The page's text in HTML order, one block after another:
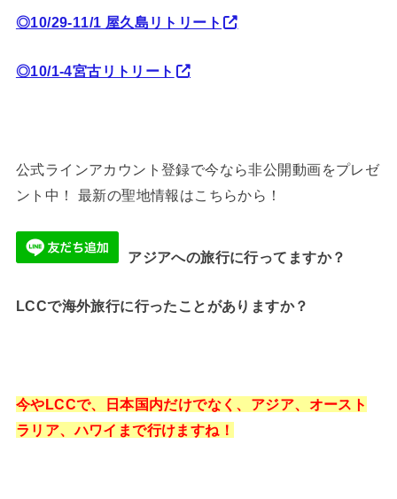
◎10/29-11/1 屋久島リトリート
◎10/1-4宮古リトリート
公式ラインアカウント登録で今なら非公開動画をプレゼ
ント中！ 最新の聖地情報はこちらから！
アジアへの旅行に行ってますか？
LCCで海外旅行に行ったことがありますか？
今やLCCで、日本国内だけでなく、アジア、オースト
ラリア、ハワイまで行けますね！